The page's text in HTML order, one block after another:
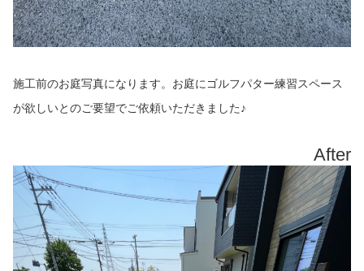
施工前のお庭写真になります。お庭にゴルフパター練習スペース
が欲しいとのご要望でご依頼いただきました♪
After